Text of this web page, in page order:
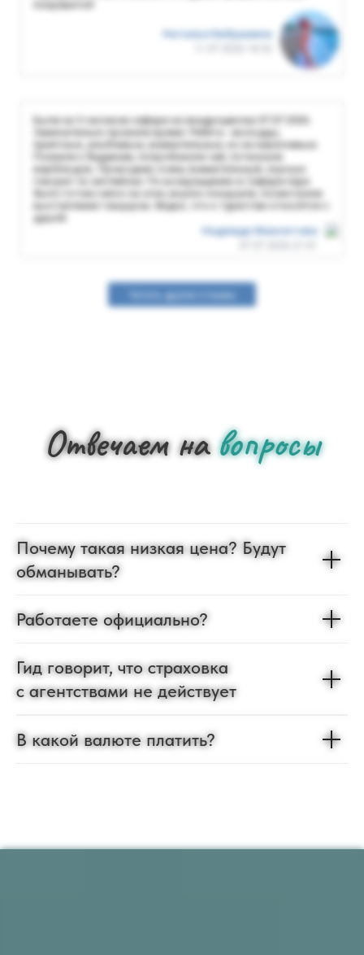
Наталья Бабушкина
Надежда Максютова
Были на 3-часовом сафари на квадроциклах 07.07.2026.
Замечательно провели время. Ребята - молодцы,
приятные, улыбчивые, внимательные, но не навязчивые.
Поехали к бедуинам, попробовали чай, потискали
верблюдов. Проводник очень внимательный, хорошо
говорит по английски. По возвращению в Сафари-парк
было готово мясо на огне, вкусно покушали, посмотрели
выступление танцоров. Видно, что к туристам относятся с
душой.
Читать другие отзывы
Отвечаем навопросы
Почему такая низкая цена? Будут
обманывать?
Работаете официально?
Гид говорит, что страховка
с агентствами не действует
В какой валюте платить?